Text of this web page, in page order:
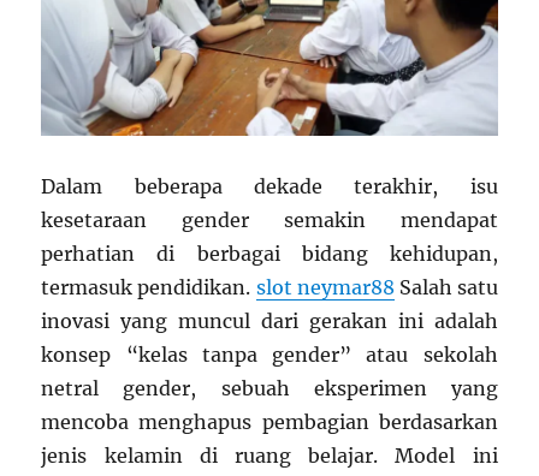
Dalam beberapa dekade terakhir, isu
kesetaraan gender semakin mendapat
perhatian di berbagai bidang kehidupan,
termasuk pendidikan. slot neymar88 Salah satu
inovasi yang muncul dari gerakan ini adalah
konsep “kelas tanpa gender” atau sekolah
netral gender, sebuah eksperimen yang
mencoba menghapus pembagian berdasarkan
jenis kelamin di ruang belajar. Model ini